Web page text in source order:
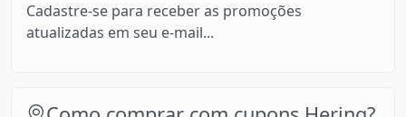
Cadastre-se para receber as promoções
atualizadas em seu e-mail...